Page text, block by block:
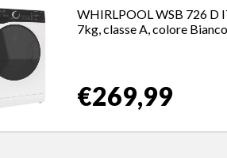
WHIRLPOOL WSB 726 D
7kg, classe A, colore
€269,99